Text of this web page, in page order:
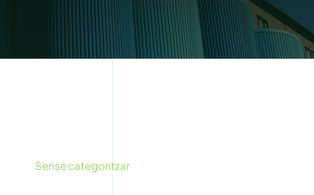
Sense categoritzar